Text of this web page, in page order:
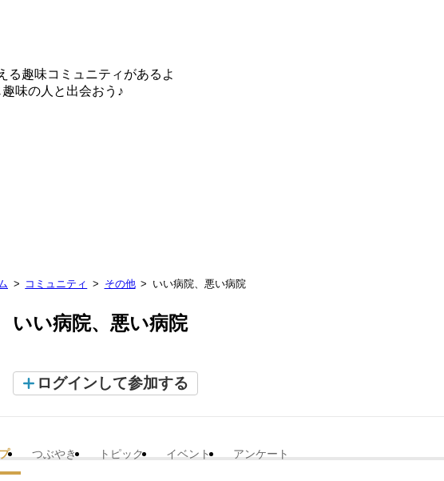
る趣味コミュニティがあるよ
味の人と出会おう♪
コミュニティ その他 いい病院、悪い病院
いい病院、悪い病院
ログインして参加する
つぶやき トピック イベント アンケート